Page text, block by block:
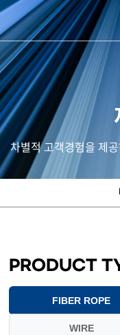
차별적 고객경험을 제
PRODUCT
FIBER ROPE
WIRE